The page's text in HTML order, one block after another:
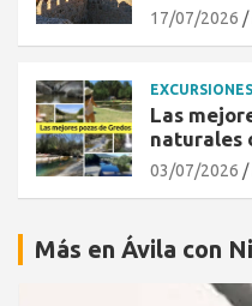
17/07/2026
Las
naturales
03/07/2026
Más en Ávila con